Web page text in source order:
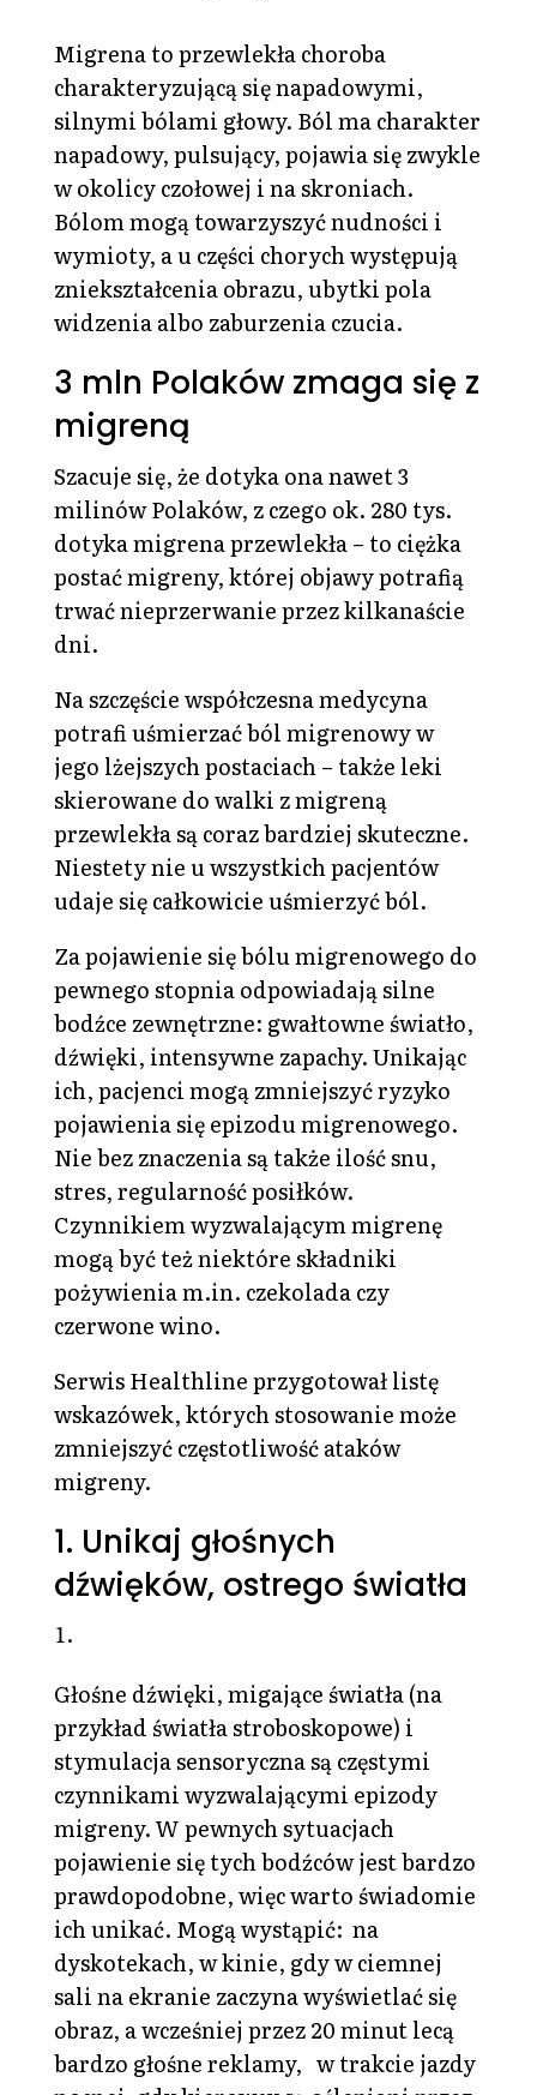
Migrena to przewlekła choroba
charakteryzującą się napadowymi,
silnymi bólami głowy. Ból ma charakter
napadowy, pulsujący, pojawia się zwykle
w okolicy czołowej i na skroniach.
Bólom mogą towarzyszyć nudności i
wymioty, a u części chorych występują
zniekształcenia obrazu, ubytki pola
widzenia albo zaburzenia czucia.
3 mln Polaków zmaga się z
migreną
Szacuje się, że dotyka ona nawet 3
milinów Polaków, z czego ok. 280 tys.
dotyka migrena przewlekła – to ciężka
postać migreny, której objawy potrafią
trwać nieprzerwanie przez kilkanaście
dni.
Na szczęście współczesna medycyna
potrafi uśmierzać ból migrenowy w
jego lżejszych postaciach – także leki
skierowane do walki z migreną
przewlekła są coraz bardziej skuteczne.
Niestety nie u wszystkich pacjentów
udaje się całkowicie uśmierzyć ból.
Za pojawienie się bólu migrenowego do
pewnego stopnia odpowiadają silne
bodźce zewnętrzne: gwałtowne światło,
dźwięki, intensywne zapachy. Unikając
ich, pacjenci mogą zmniejszyć ryzyko
pojawienia się epizodu migrenowego.
Nie bez znaczenia są także ilość snu,
stres, regularność posiłków.
Czynnikiem wyzwalającym migrenę
mogą być też niektóre składniki
pożywienia m.in. czekolada czy
czerwone wino.
Serwis Healthline przygotował listę
wskazówek, których stosowanie może
zmniejszyć częstotliwość ataków
migreny.
1. Unikaj głośnych
dźwięków, ostrego światła
Głośne dźwięki, migające światła (na
przykład światła stroboskopowe) i
stymulacja sensoryczna są częstymi
czynnikami wyzwalającymi epizody
migreny. W pewnych sytuacjach
pojawienie się tych bodźców jest bardzo
prawdopodobne, więc warto świadomie
ich unikać. Mogą wystąpić: na
dyskotekach, w kinie, gdy w ciemnej
sali na ekranie zaczyna wyświetlać się
obraz, a wcześniej przez 20 minut lecą
bardzo głośne reklamy, w trakcie jazdy